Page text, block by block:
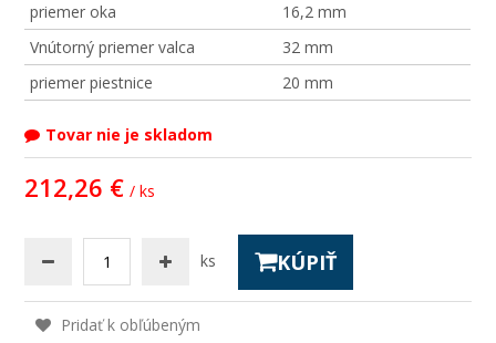
priemer oka
16,2 mm
Vnútorný priemer valca
32 mm
priemer piestnice
20 mm
Tovar nie je skladom
212,26 € / ks
ks KÚPIŤ
Pridať k obľúbeným